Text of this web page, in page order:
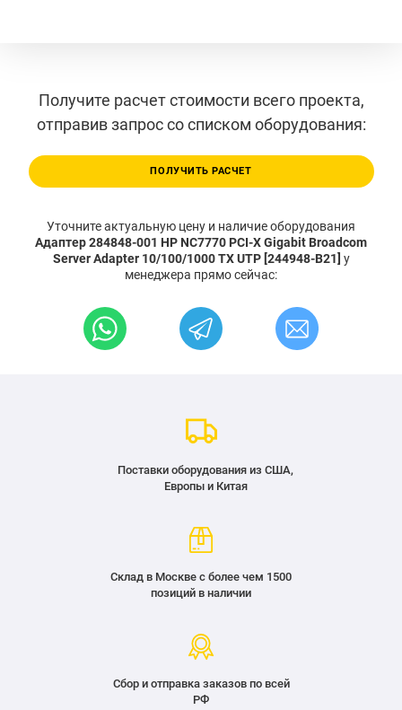
Получите расчет стоимости всего проекта,
отправив запрос со списком оборудования:
ПОЛУЧИТЬ РАСЧЕТ
Уточните актуальную цену и наличие оборудования
Адаптер 284848-001 HP NC7770 PCI-X Gigabit Broadcom
Server Adapter 10/100/1000 TX UTP [244948-B21] у
менеджера прямо сейчас:
Поставки оборудования из США,
Европы и Китая
Склад в Москве с более чем 1500
позиций в наличии
Сбор и отправка заказов по всей
РФ